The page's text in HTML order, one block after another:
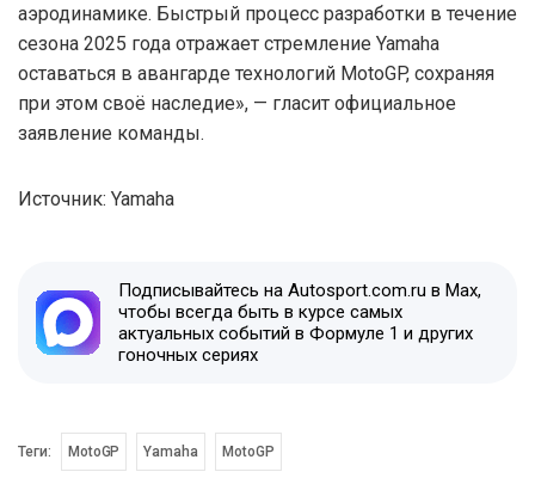
аэродинамике. Быстрый процесс разработки в течение
сезона 2025 года отражает стремление Yamaha
оставаться в авангарде технологий MotoGP, сохраняя
при этом своё наследие», — гласит официальное
заявление команды.
Источник: Yamaha
Подписывайтесь на Autosport.com.ru в Max,
чтобы всегда быть в курсе самых
актуальных событий в Формуле 1 и других
гоночных сериях
Теги: MotoGP Yamaha MotoGP